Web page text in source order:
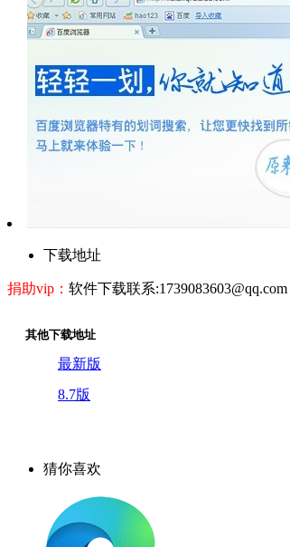
下载地址
捐助vip： 软件下载联系:1739083603@qq.com
其他下载地址
最新版
8.7版
猜你喜欢